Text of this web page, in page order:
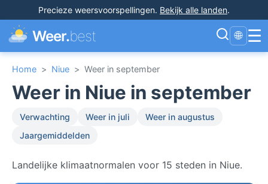
Precieze weersvoorspellingen. Bekijk alle landen.
Weer.best 🌐 ☰
Home > Niue > Weer in september
Weer in Niue in september
Verwachting Weer in juli
Weer in augustus
Jaargemiddelden
Landelijke klimaatnormalen voor 15 steden in Niue.